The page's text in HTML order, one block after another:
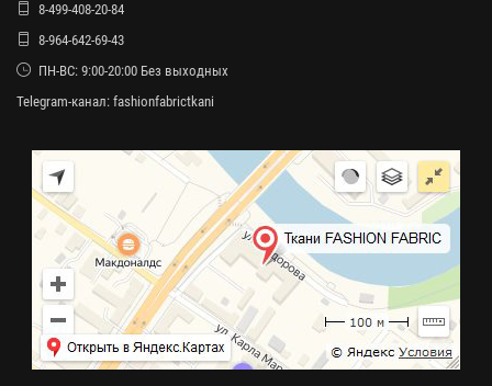
8-499-408-20-84
8-964-642-69-43
ПН-ВС: 9:00-20:00 Без выходных
Telegram-канал: fashionfabrictkani